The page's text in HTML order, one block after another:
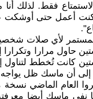
فقط. لذلك
حتى أوشكت على
لأي صلات
أن إبستين حاول
أن ماسك ظل
ماسك أيضا